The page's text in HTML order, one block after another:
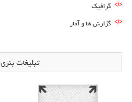
گرافیک
گزارش ها و آمار
تبلیغات بنری